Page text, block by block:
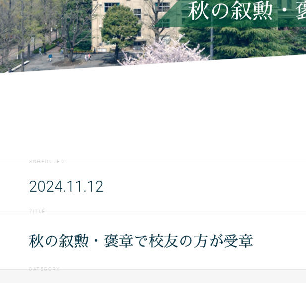
秋の叙勲・
SCHEDULED
2024.11.12
TITLE
秋の叙勲・褒章で校友の方が受章
CATEGORY